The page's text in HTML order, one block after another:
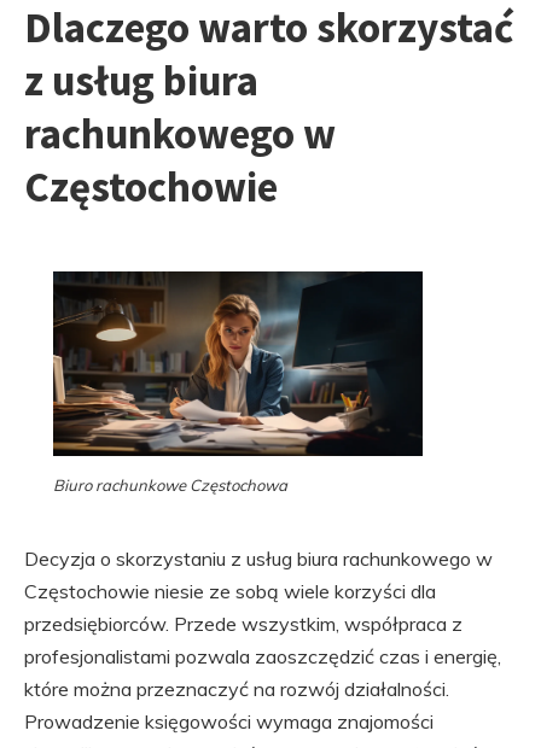
Dlaczego warto skorzystać
z usług biura
rachunkowego w
Częstochowie
Biuro rachunkowe Częstochowa
Decyzja o skorzystaniu z usług biura rachunkowego w
Częstochowie niesie ze sobą wiele korzyści dla
przedsiębiorców. Przede wszystkim, współpraca z
profesjonalistami pozwala zaoszczędzić czas i energię,
które można przeznaczyć na rozwój działalności.
Prowadzenie księgowości wymaga znajomości